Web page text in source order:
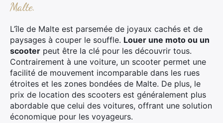
Malte.
L’île de Malte est parsemée de joyaux cachés et de
paysages à couper le souffle. Louer une moto ou un
scooter peut être la clé pour les découvrir tous.
Contrairement à une voiture, un scooter permet une
facilité de mouvement incomparable dans les rues
étroites et les zones bondées de Malte. De plus, le
prix de location des scooters est généralement plus
abordable que celui des voitures, offrant une solution
économique pour les voyageurs.